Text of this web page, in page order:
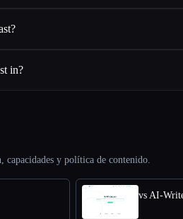
in?
y política de contenido.
vs AI-